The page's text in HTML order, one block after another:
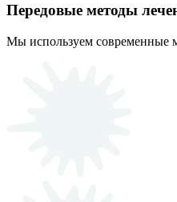
Передовые методы
Мы используем современные